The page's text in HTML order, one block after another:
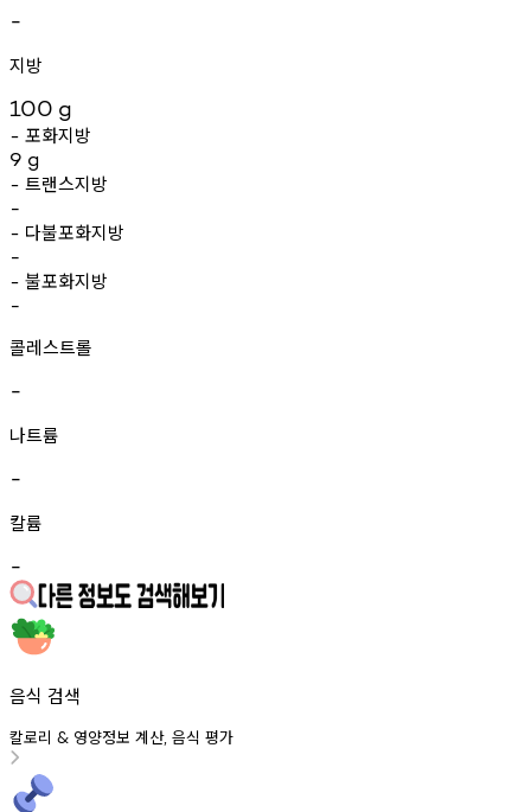
-
지방
100 g
- 포화지방
9 g
- 트랜스지방
-
- 다불포화지방
-
- 불포화지방
-
콜레스트롤
-
나트륨
-
칼륨
-
음식 검색
칼로리 & 영양정보 계산, 음식 평가